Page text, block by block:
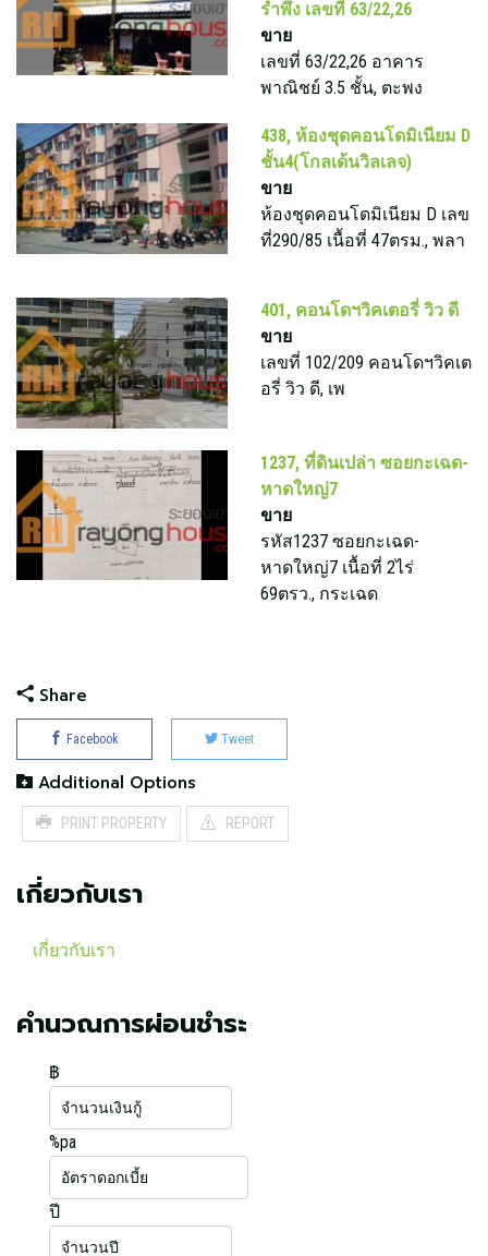
รำพึง เลขที่ 63/22,26
ขาย
เลขที่ 63/22,26 อาคาร
พาณิชย์ 3.5 ชั้น, ตะพง
438, ห้องชุดคอนโดมิเนียม D
ชั้น4(โกลเด้นวิลเลจ)
ขาย
ห้องชุดคอนโดมิเนียม D เลข
ที่290/85 เนื้อที่ 47ตรม., พลา
401, คอนโดฯวิคเตอรี่ วิว ดี
ขาย
เลขที่ 102/209 คอนโดฯวิคเต
อรี่ วิว ดี, เพ
1237, ที่ดินเปล่า ซอยกะเฉด-
หาดใหญ่7
ขาย
รหัส1237 ซอยกะเฉด-
หาดใหญ่7 เนื้อที่ 2ไร่
69ตรว., กระเฉด
Share
Facebook Tweet
Additional Options
PRINT PROPERTY REPORT
เกี่ยวกับเรา
เกี่ยวกับเรา
คำนวณการผ่อนชำระ
฿
%pa
ปี